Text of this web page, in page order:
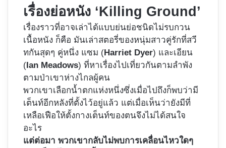
เรื่องย่อหนัง ‘Killing Ground’
เรื่องราวที่อาจเล่าได้แบบย่นย่อชนิดไม่รบกวน
เนื้อหนัง ก็คือ มันเล่าสตอรี่ของหนุ่มสาวคู่รักที่สวี
ทกันสุดๆ คู่หนึ่ง แซม (Harriet Dyer) และเอียน
( Ian Meadows) ที่หาเรื่องไปเที่ยวกันตามลำพัง
ตามป่าเขาห่างไกลผู้คน
พวกเขาเลือกน้ำตกแห่งหนึ่งซึ่งเมื่อไปถึงก็พบว่ามี
เต็นท์อีกหลังที่ตั้งไว้อยู่แล้ว แต่เมื่อเห็นว่ายังมีที่
เหลือเฟือให้ตั้งกางเต็นท์ของตนจึงไม่ได้สนใจ
อะไร
แต่ต่อมา พวกเขากลับไม่พบการเคลื่อนไหวใดๆ